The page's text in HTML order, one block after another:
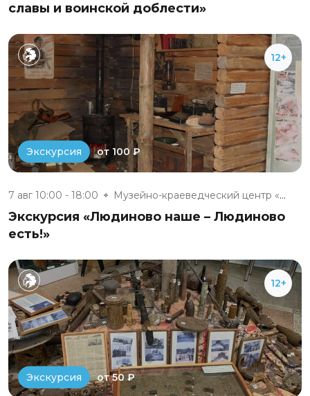
славы и воинской доблести»
12+
Экскурсия от 100 ₽
7 авг 10:00 - 18:00 Музейно-краеведческий центр «М...
Экскурсия «Людиново наше – Людиново
есть!»
12+
Экскурсия от 50 ₽